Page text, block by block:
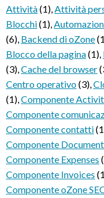
Attività(1),Attività
Blocchi(1),
(6), Backend di oZone
Blocco della pagina(1),
(3),Cache del browser
Centro operativo(3),
(1),Componente
Componente
Componente contatti
Componente
Componente Expenses
Componente Invoices
Componente oZone